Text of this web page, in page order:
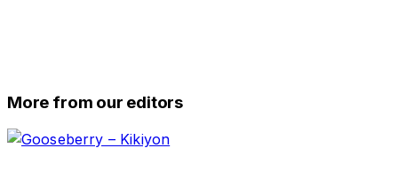
More from our editors